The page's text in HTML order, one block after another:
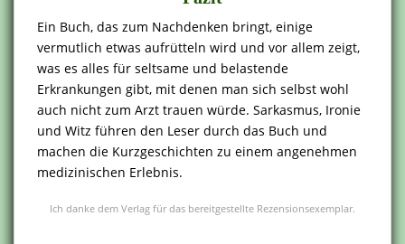
Ein Buch, das zum Nachdenken bringt, einige
vermutlich etwas aufrütteln wird und vor allem zeigt,
was es alles für seltsame und belastende
Erkrankungen gibt, mit denen man sich selbst wohl
auch nicht zum Arzt trauen würde. Sarkasmus, Ironie
und Witz führen den Leser durch das Buch und
machen die Kurzgeschichten zu einem angenehmen
medizinischen Erlebnis.
Ich danke dem Verlag für das bereitgestellte Rezensionsexemplar.